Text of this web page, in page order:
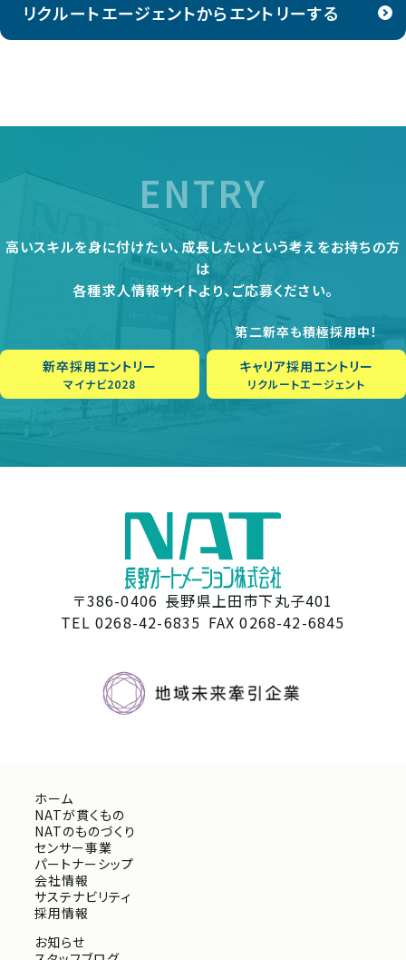
リクルートエージェントからエントリーする
ENTRY
高いスキルを身に付けたい、成長したいという考えをお持ちの方
は
各種求人情報サイトより、ご応募ください。
新卒採用エントリー
マイナビ2028
第二新卒も積極採用中！
キャリア採用エントリー
リクルートエージェント
〒386-0406 長野県上田市下丸子401
TEL 0268-42-6835 FAX 0268-42-6845
ホーム
NATが貫くもの
NATのものづくり
センサー事業
パートナーシップ
会社情報
サステナビリティ
採用情報
お知らせ